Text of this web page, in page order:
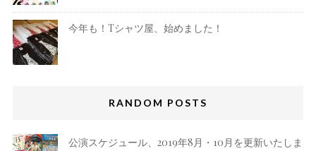
今年も！Tシャツ屋、始めました！
RANDOM POSTS
公演スケジュール、2019年8月・10月を更新いたしま